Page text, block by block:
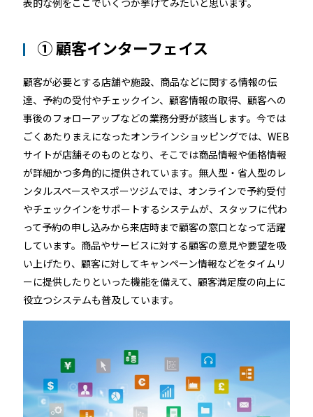
表的な例をここでいくつか挙げてみたいと思います。
① 顧客インターフェイス
顧客が必要とする店舗や施設、商品などに関する情報の伝
達、予約の受付やチェックイン、顧客情報の取得、顧客への
事後のフォローアップなどの業務分野が該当します。今では
ごくあたりまえになったオンラインショッピングでは、WEB
サイトが店舗そのものとなり、そこでは商品情報や価格情報
が詳細かつ多角的に提供されています。無人型・省人型のレ
ンタルスペースやスポーツジムでは、オンラインで予約受付
やチェックインをサポートするシステムが、スタッフに代わ
って予約の申し込みから来店時まで顧客の窓口となって活躍
しています。商品やサービスに対する顧客の意見や要望を吸
い上げたり、顧客に対してキャンペーン情報などをタイムリ
ーに提供したりといった機能を備えて、顧客満足度の向上に
役立つシステムも普及しています。